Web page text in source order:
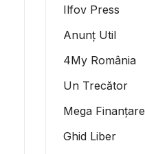
Ilfov Press
Anunț Util
4My România
Un Trecător
Mega Finanțare
Ghid Liber